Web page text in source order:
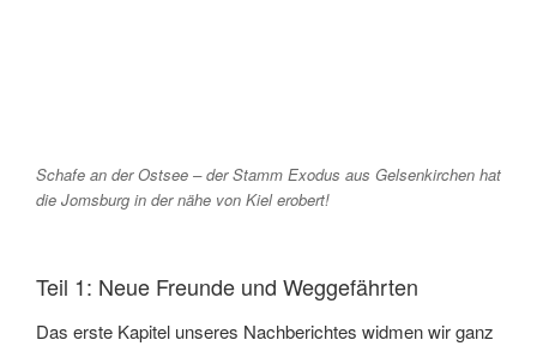
Schafe an der Ostsee – der Stamm Exodus aus Gelsenkirchen hat
die Jomsburg in der nähe von Kiel erobert!
Teil 1: Neue Freunde und Weggefährten
Das erste Kapitel unseres Nachberichtes widmen wir ganz